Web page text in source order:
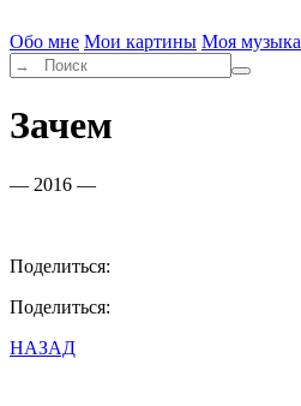
Обо мне Мои картины Моя музыка
Зачем
— 2016 —
Поделиться:
Поделиться:
НАЗАД